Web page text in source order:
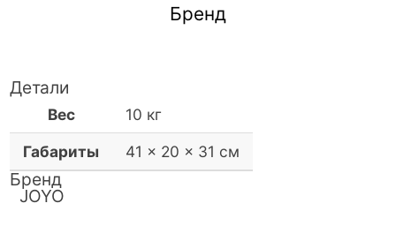
Бренд
Детали
Вес
10 кг
Габариты
41 × 20 × 31 см
Бренд
JOYO